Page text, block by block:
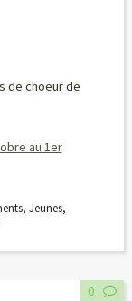
de choeur de
au 1er
, Jeunes,
0